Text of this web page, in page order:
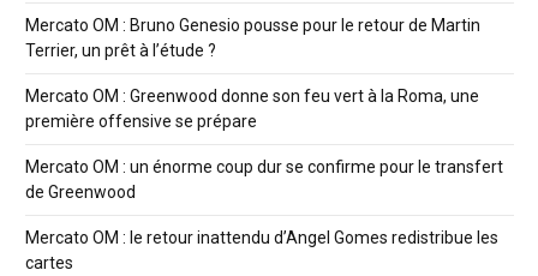
Mercato OM : Bruno Genesio pousse pour le retour de Martin
Terrier, un prêt à l’étude ?
Mercato OM : Greenwood donne son feu vert à la Roma, une
première offensive se prépare
Mercato OM : un énorme coup dur se confirme pour le transfert
de Greenwood
Mercato OM : le retour inattendu d’Angel Gomes redistribue les
cartes